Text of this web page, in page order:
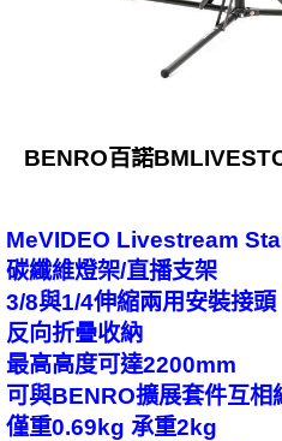
BENRO百諾
MeVIDEO Livestream
碳纖維燈架/直播支架
3/8與1/4伸縮兩用安裝接頭
反向折疊收納
最高高度可達2200mm
可與BENRO擴展套件互相
僅重0.69kg 承重2kg